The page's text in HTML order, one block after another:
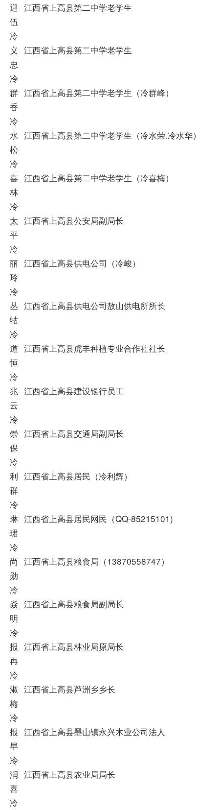
迎
伍
江西省上高县第二中学老学生
冷
义
忠
江西省上高县第二中学老学生
冷
群
香
江西省上高县第二中学老学生（冷群峰）
冷
水
松
江西省上高县第二中学老学生（冷水荣.冷水华）
冷
喜
林
江西省上高县第二中学老学生（冷喜梅）
冷
太
平
江西省上高县公安局副局长
冷
丽
玲
江西省上高县供电公司（冷峻）
冷
丛
牯
江西省上高县供电公司敖山供电所所长
冷
道
恒
江西省上高县虎丰种植专业合作社社长
冷
兆
云
江西省上高县建设银行员工
冷
崇
保
江西省上高县交通局副局长
冷
利
群
江西省上高县居民（冷利辉）
冷
琳
珺
江西省上高县居民网民（QQ-85215101)
冷
尚
勋
江西省上高县粮食局（13870558747）
冷
焱
明
江西省上高县粮食局副局长
冷
报
再
江西省上高县林业局原局长
冷
淑
梅
江西省上高县芦洲乡乡长
冷
报
早
江西省上高县墨山镇永兴木业公司法人
冷
润
喜
江西省上高县农业局局长
冷